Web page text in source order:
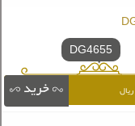
DG4655
ریال